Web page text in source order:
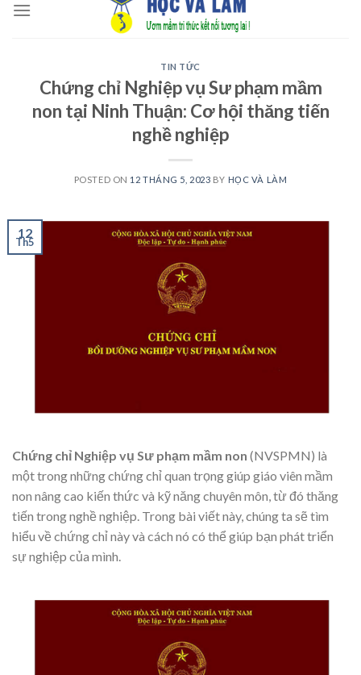
TIN TỨC
Chứng chỉ Nghiệp vụ Sư phạm mầm
non tại Ninh Thuận: Cơ hội thăng tiến
nghề nghiệp
POSTED ON 12 THÁNG 5, 2023 BY HỌC VÀ LÀM
12
Th5
Chứng chỉ Nghiệp vụ Sư phạm mầm non (NVSPMN) là
một trong những chứng chỉ quan trọng giúp giáo viên mầm
non nâng cao kiến thức và kỹ năng chuyên môn, từ đó thăng
tiến trong nghề nghiệp. Trong bài viết này, chúng ta sẽ tìm
hiểu về chứng chỉ này và cách nó có thể giúp bạn phát triển
sự nghiệp của mình.